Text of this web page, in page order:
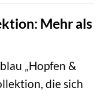
Mehr als
„Hopfen &
die sich